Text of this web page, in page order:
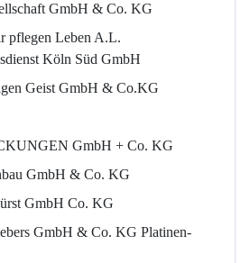
GmbH & Co. KG
pflegen Leben A.L.
Köln Süd GmbH
Geist GmbH & Co.KG
GmbH + Co. KG
GmbH & Co. KG
GmbH Co. KG
GmbH & Co. KG Platinen-